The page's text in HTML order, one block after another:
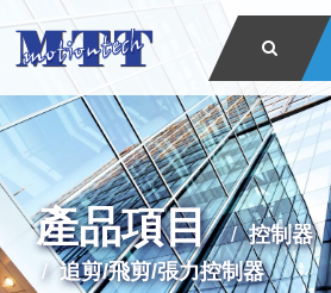
產品項目
控制器
追剪/飛剪/張力控制器